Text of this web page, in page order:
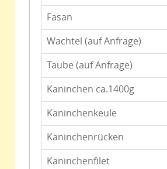
Fasan
Wachtel (auf Anfrage)
Taube (auf Anfrage)
Kaninchen ca.1400g
Kaninchenkeule
Kaninchenrücken
Kaninchenfilet